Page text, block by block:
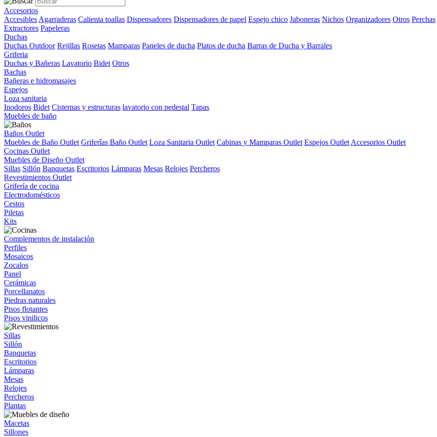
Accesorios
Accesibles Agarraderas Calienta toallas Dispensadores Dispensadores de papel Espejo chico Jaboneras Nichos Organizadores Otros Perchas
Extractores Papeleras
Duchas
Duchas Outdoor Rejillas Rosetas Mamparas Paneles de ducha Platos de ducha Barras de Ducha y Barrales
Griferia
Duchas y Bañeras Lavatorio Bidet Otros
Bachas
Bañeras e hidromasajes
Espejos
Loza sanitaria
Inodoros Bidet Cisternas y estructuras lavatorio con pedestal Tapas
Muebles de baño
Baños Outlet
Muebles de Baño Outlet Griferîas Baño Outlet Loza Sanitaria Outlet Cabinas y Mamparas Outlet Espejos Outlet Accesorios Outlet
Cocinas Outlet
Muebles de Diseño Outlet
Sillas Sillón Banquetas Escritorios Lámparas Mesas Relojes Percheros
Revestimientos Outlet
Grifería de cocina
Electrodomésticos
Cestos
Piletas
Kits
Complementos de instalación
Perfiles
Mosaicos
Zocalos
Panel
Cerámicas
Porcellanatos
Piedras naturales
Pisos flotantes
Pisos vinilicos
Sillas
Sillón
Banquetas
Escritorios
Lámparas
Mesas
Relojes
Percheros
Plantas
Macetas
Sillones